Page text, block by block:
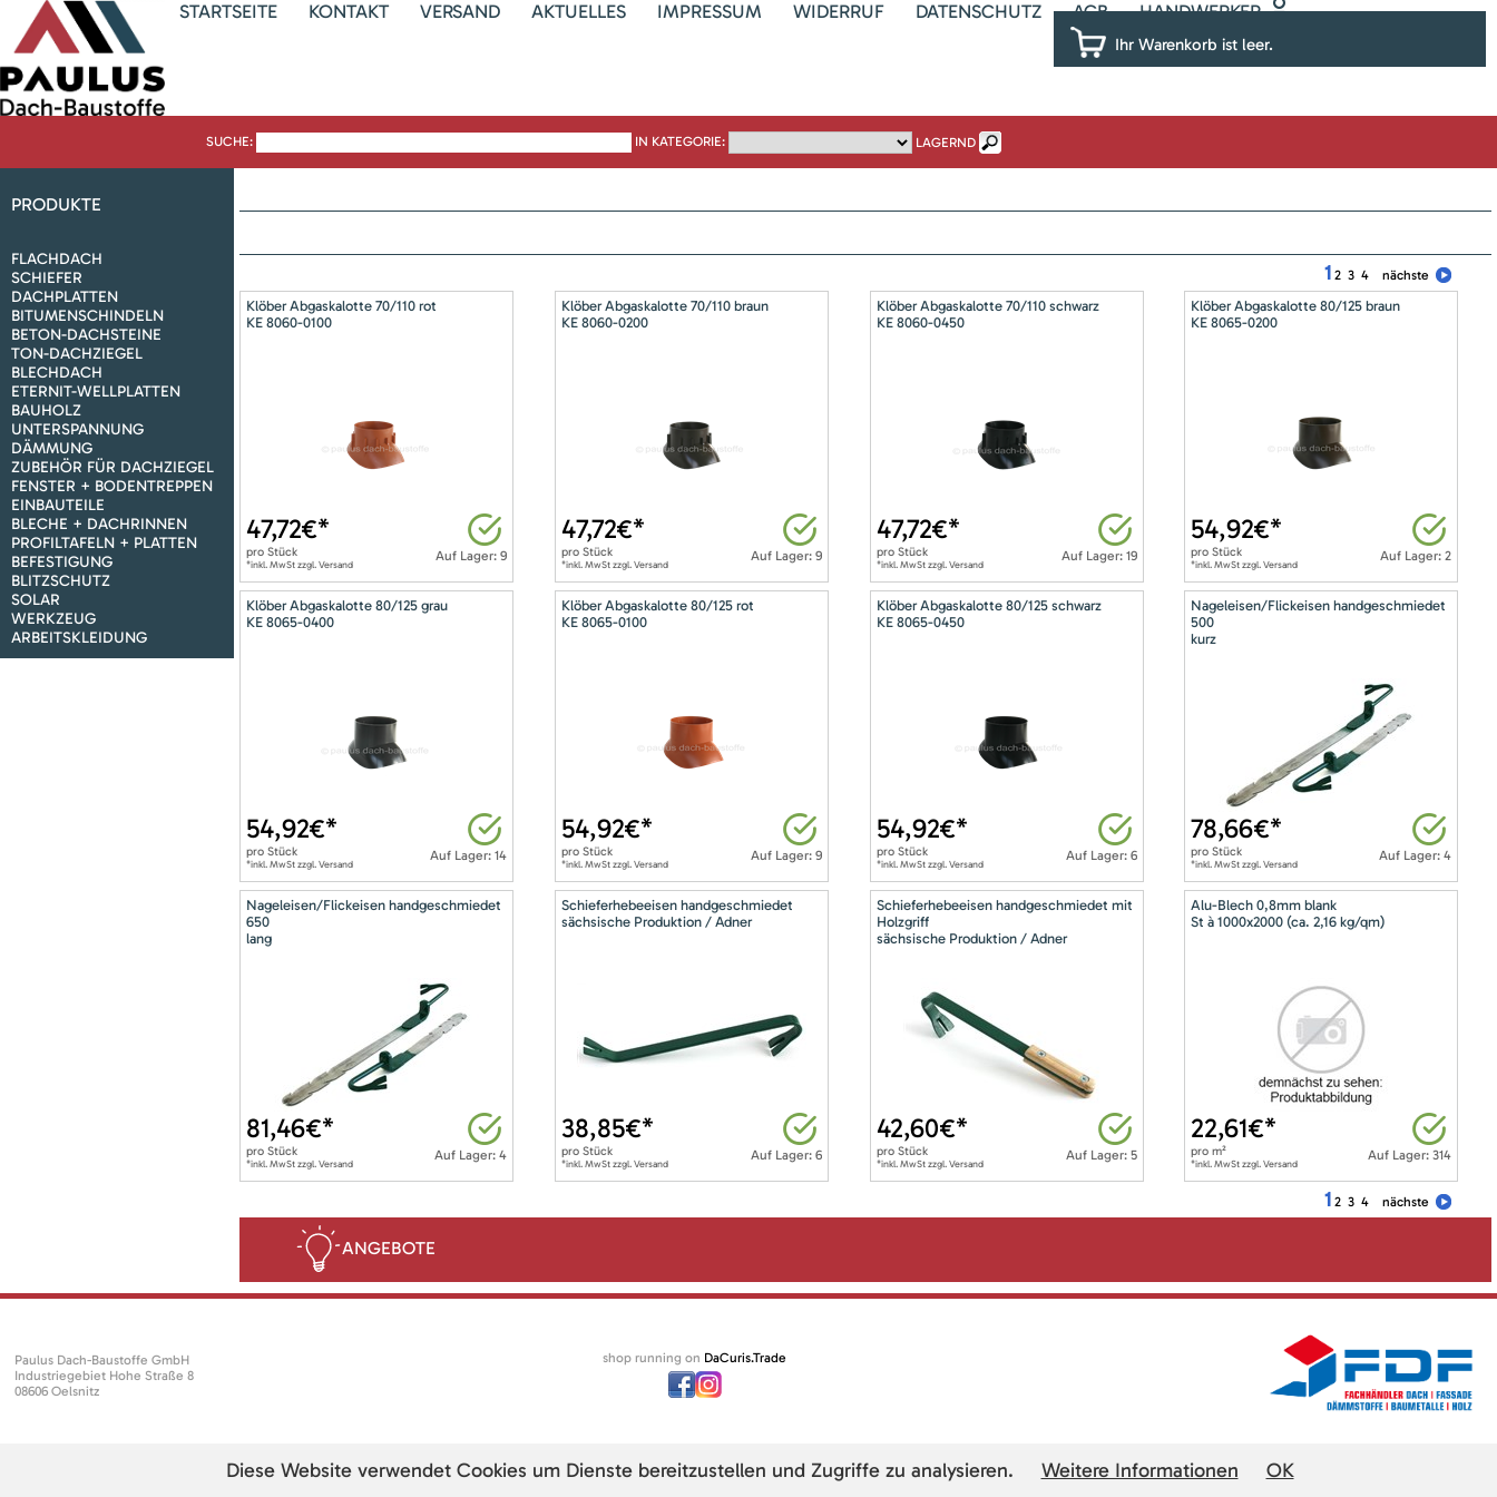
STARTSEITE KONTAKT VERSAND AKTUELLES IMPRESSUM WIDERRUF DATENSCHUTZ AGB HANDWERKER
Ihr Warenkorb ist leer.
SUCHE: IN KATEGORIE: LAGERND
PRODUKTE
FLACHDACH
SCHIEFER
DACHPLATTEN
BITUMENSCHINDELN
BETON-DACHSTEINE
TON-DACHZIEGEL
BLECHDACH
ETERNIT-WELLPLATTEN
BAUHOLZ
UNTERSPANNUNG
DÄMMUNG
ZUBEHÖR FÜR DACHZIEGEL
FENSTER + BODENTREPPEN
EINBAUTEILE
BLECHE + DACHRINNEN
PROFILTAFELN + PLATTEN
BEFESTIGUNG
BLITZSCHUTZ
SOLAR
WERKZEUG
ARBEITSKLEIDUNG
1 2 3 4 nächste
Klöber Abgaskalotte 70/110 rot
KE 8060-0100
Auf Lager: 9
47,72€*
pro Stück
*inkl. MwSt zzgl. Versand
Klöber Abgaskalotte 70/110 braun
KE 8060-0200
Auf Lager: 9
47,72€*
pro Stück
*inkl. MwSt zzgl. Versand
Klöber Abgaskalotte 70/110 schwarz
KE 8060-0450
Auf Lager: 19
47,72€*
pro Stück
*inkl. MwSt zzgl. Versand
Klöber Abgaskalotte 80/125 braun
KE 8065-0200
Auf Lager: 2
54,92€*
proStück
*inkl. MwSt zzgl. Versand
Klöber Abgaskalotte 80/125 grau
KE 8065-0400
Auf Lager: 14
54,92€*
pro Stück
*inkl. MwSt zzgl. Versand
Klöber Abgaskalotte 80/125 rot
KE 8065-0100
Auf Lager: 9
54,92€*
pro Stück
*inkl. MwSt zzgl. Versand
Klöber Abgaskalotte 80/125 schwarz
KE 8065-0450
Auf Lager: 6
54,92€*
pro Stück
*inkl. MwSt zzgl. Versand
Nageleisen/Flickeisen handgeschmiedet
500
kurz
Auf Lager: 4
78,66€*
proStück
*inkl. MwSt zzgl. Versand
Nageleisen/Flickeisen handgeschmiedet
650
lang
Auf Lager: 4
81,46€*
pro Stück
*inkl. MwSt zzgl. Versand
Schieferhebeeisen handgeschmiedet
sächsische Produktion / Adner
Auf Lager: 6
38,85€*
pro Stück
*inkl. MwSt zzgl. Versand
Schieferhebeeisen handgeschmiedet mit
Holzgriff
sächsische Produktion / Adner
Auf Lager: 5
42,60€*
pro Stück
*inkl. MwSt zzgl. Versand
Alu-Blech 0,8mm blank
St à 1000x2000 (ca. 2,16 kg/qm)
Auf Lager: 314
22,61€*
prom²
*inkl. MwSt zzgl. Versand
1 2 3 4 nächste
ANGEBOTE
Paulus Dach-Baustoffe GmbH
Industriegebiet Hohe Straße 8
08606 Oelsnitz
shop running on DaCuris.Trade
Diese Website verwendet Cookies um Dienste bereitzustellen und Zugriffe zu analysieren. Weitere Informationen OK